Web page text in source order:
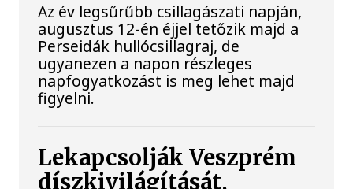
Az év legsűrűbb csillagászati napján,
augusztus 12-én éjjel tetőzik majd a
Perseidák hullócsillagraj, de
ugyanezen a napon részleges
napfogyatkozást is meg lehet majd
figyelni.
Lekapcsolják Veszprém
díszkivilágítását,